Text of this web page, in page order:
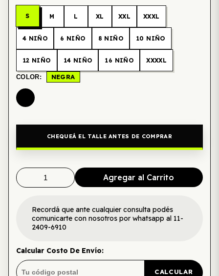
S M L XL XXL XXXL
4 NIÑO 6 NIÑO 8 NIÑO 10 NIÑO
12 NIÑO 14 NIÑO 16 NIÑO XXXXL
COLOR: NEGRA
CHEQUEÁ EL TALLE ANTES DE COMPRAR
Agregar al Carrito
Recordá que ante cualquier consulta podés
comunicarte con nosotros por whatsapp al 11-
2409-6910
Calcular Costo De Envío:
CALCULAR